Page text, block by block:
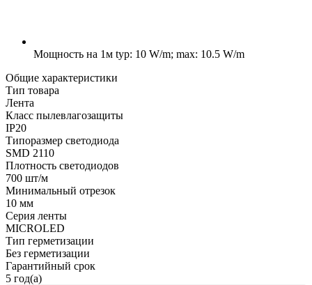
Мощность на 1м typ: 10 W/m; max: 10.5 W/m
Общие характеристики
Тип товара
Лента
Класс пылевлагозащиты
IP20
Типоразмер светодиода
SMD 2110
Плотность светодиодов
700 шт/м
Минимальный отрезок
10 мм
Серия ленты
MICROLED
Тип герметизации
Без герметизации
Гарантийный срок
5 год(а)